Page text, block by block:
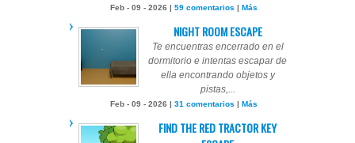
Feb - 09 - 2026 | 59 comentarios | Más
NIGHT ROOM ESCAPE
Te encuentras encerrado en el
dormitorio e intentas escapar de
ella encontrando objetos y
pistas,...
Feb - 09 - 2026 | 31 comentarios | Más
FIND THE RED TRACTOR KEY